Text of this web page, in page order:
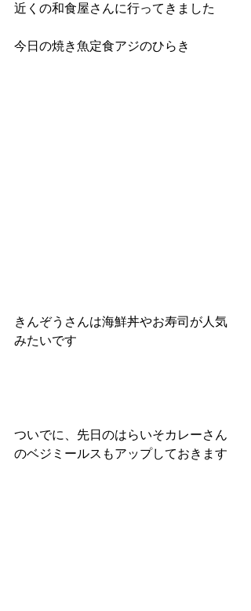
近くの和食屋さんに行ってきました
今日の焼き魚定食アジのひらき
きんぞうさんは海鮮丼やお寿司が人気
みたいです
ついでに、先日のはらいそカレーさん
のベジミールスもアップしておきます